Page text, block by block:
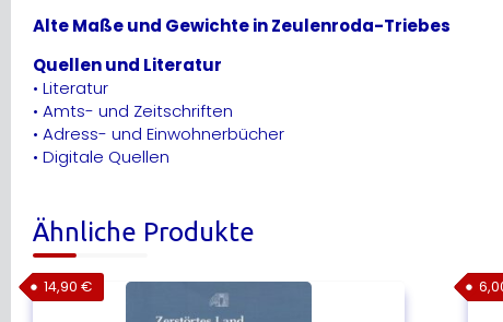
Alte Maße und Gewichte in Zeulenroda-Triebes
Quellen und Literatur
• Literatur
• Amts- und Zeitschriften
• Adress- und Einwohnerbücher
• Digitale Quellen
Ähnliche Produkte
14,90 €